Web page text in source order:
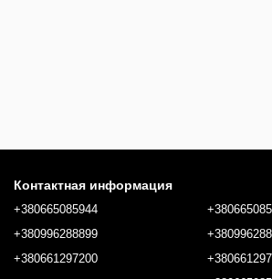
Контактная информация
+380665085944
+380996288899
+380661297200